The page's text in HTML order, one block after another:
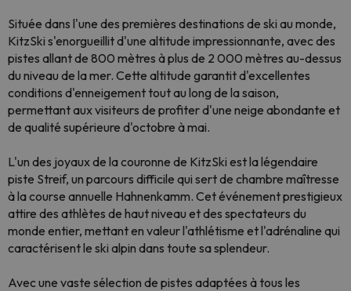
Située dans l'une des premières destinations de ski au monde,
KitzSki s'enorgueillit d'une altitude impressionnante, avec des
pistes allant de 800 mètres à plus de 2 000 mètres au-dessus
du niveau de la mer. Cette altitude garantit d'excellentes
conditions d'enneigement tout au long de la saison,
permettant aux visiteurs de profiter d'une neige abondante et
de qualité supérieure d'octobre à mai.
L'un des joyaux de la couronne de KitzSki est la légendaire
piste Streif, un parcours difficile qui sert de chambre maîtresse
à la course annuelle Hahnenkamm. Cet événement prestigieux
attire des athlètes de haut niveau et des spectateurs du
monde entier, mettant en valeur l'athlétisme et l'adrénaline qui
caractérisent le ski alpin dans toute sa splendeur.
Avec une vaste sélection de pistes adaptées à tous les